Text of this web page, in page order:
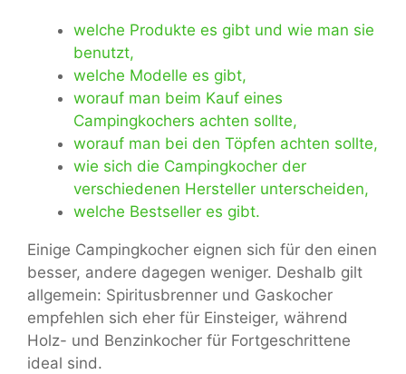
welche Produkte es gibt und wie man sie
benutzt,
welche Modelle es gibt,
worauf man beim Kauf eines
Campingkochers achten sollte,
worauf man bei den Töpfen achten sollte,
wie sich die Campingkocher der
verschiedenen Hersteller unterscheiden,
welche Bestseller es gibt.
Einige Campingkocher eignen sich für den einen
besser, andere dagegen weniger. Deshalb gilt
allgemein: Spiritusbrenner und Gaskocher
empfehlen sich eher für Einsteiger, während
Holz- und Benzinkocher für Fortgeschrittene
ideal sind.